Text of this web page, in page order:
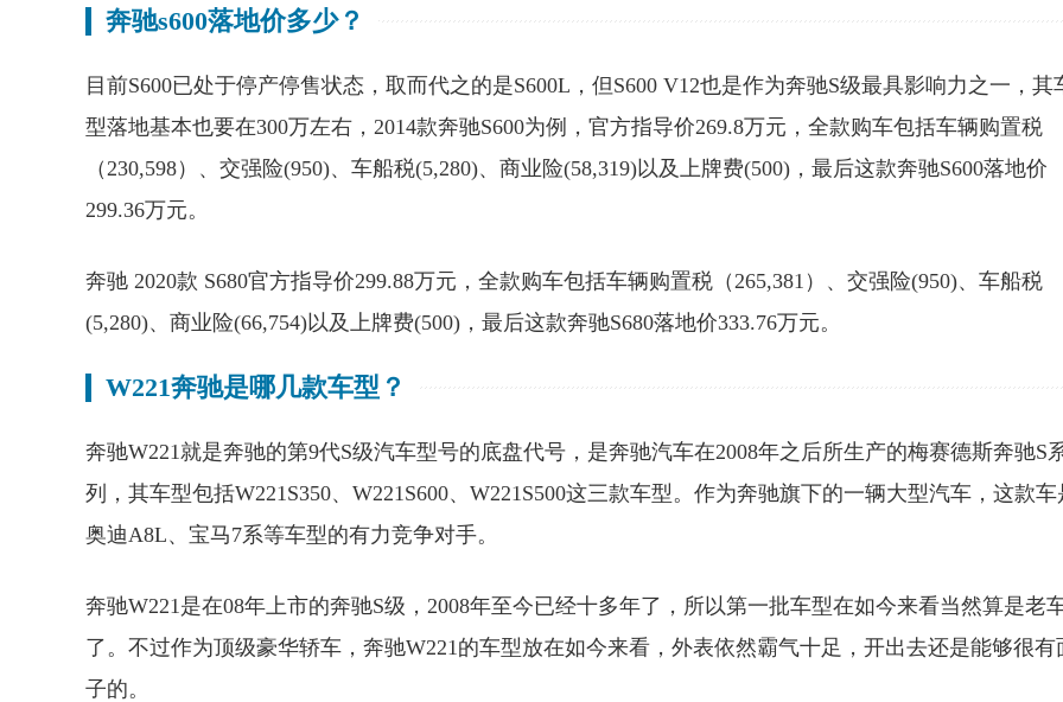
奔驰s600落地价多少？
目前S600已处于停产停售状态，取而代之的是S600L，但S600 V12也是作为奔驰S级最具影响力之一，其
型落地基本也要在300万左右，2014款奔驰S600为例，官方指导价269.8万元，全款购车包括车辆购置税
（230,598）、交强险(950)、车船税(5,280)、商业险(58,319)以及上牌费(500)，最后这款奔驰S600落地价
299.36万元。
奔驰 2020款 S680官方指导价299.88万元，全款购车包括车辆购置税（265,381）、交强险(950)、车船税
(5,280)、商业险(66,754)以及上牌费(500)，最后这款奔驰S680落地价333.76万元。
W221奔驰是哪几款车型？
奔驰W221就是奔驰的第9代S级汽车型号的底盘代号，是奔驰汽车在2008年之后所生产的梅赛德斯奔驰S
列，其车型包括W221S350、W221S600、W221S500这三款车型。作为奔驰旗下的一辆大型汽车，这款车
奥迪A8L、宝马7系等车型的有力竞争对手。
奔驰W221是在08年上市的奔驰S级，2008年至今已经十多年了，所以第一批车型在如今来看当然算是老
了。不过作为顶级豪华轿车，奔驰W221的车型放在如今来看，外表依然霸气十足，开出去还是能够很有
子的。